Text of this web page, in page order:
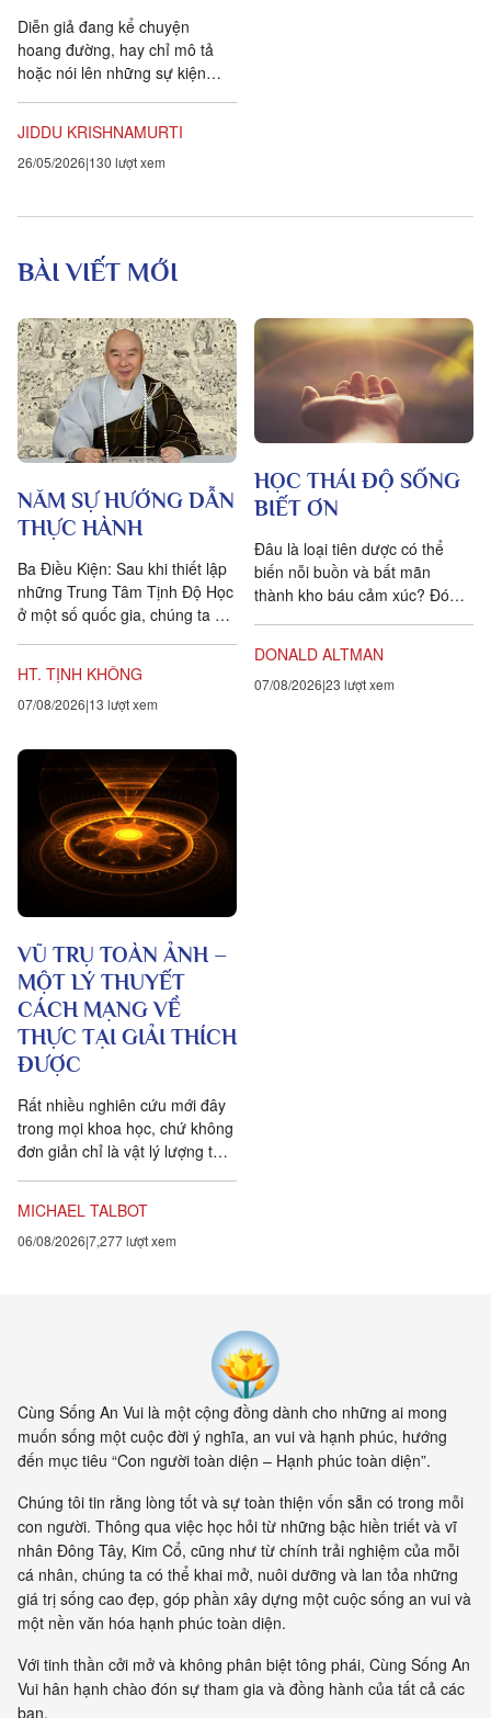
Diễn giả đang kể chuyện
hoang đường, hay chỉ mô tả
hoặc nói lên những sự kiện
JIDDU KRISHNAMURTI
26/05/2026 130 lượt xem
BÀI VIẾT MỚI
NĂM SỰ HƯỚNG DẪN
THỰC HÀNH
Ba Điều Kiện: Sau khi thiết lập
những Trung Tâm Tịnh Độ Học
ở một số quốc gia, chúng ta đặt
HT. TỊNH KHÔNG
07/08/2026 13 lượt xem
HỌC THÁI ĐỘ SỐNG
BIẾT ƠN
Đâu là loại tiên dược có thể
biến nỗi buồn và bất mãn
thành kho báu cảm xúc? Đó
DONALD ALTMAN
07/08/2026 23 lượt xem
VŨ TRỤ TOÀN ẢNH –
MỘT LÝ THUYẾT
CÁCH MẠNG VỀ
THỰC TẠI GIẢI THÍCH
ĐƯỢC
Rất nhiều nghiên cứu mới đây
trong mọi khoa học, chứ không
đơn giản chỉ là vật lý lượng tử,
chúng ta tưởng. Một câu
chuyện khoa học đang xuất
kết nối. Khía cạnh quan trọng
nhất của sự sống không còn là
vật nữa, mà là mối liên hệ giữa
các vật.
MICHAEL TALBOT
06/08/2026 7,277 lượt xem
Cùng Sống An Vui là một cộng đồng dành cho những ai mong
muốn sống một cuộc đời ý nghĩa, an vui và hạnh phúc, hướng
đến mục tiêu “Con người toàn diện – Hạnh phúc toàn diện”.
Chúng tôi tin rằng lòng tốt và sự toàn thiện vốn sẵn có trong mỗi
con người. Thông qua việc học hỏi từ những bậc hiền triết và vĩ
nhân Đông Tây, Kim Cổ, cũng như từ chính trải nghiệm của mỗi
cá nhân, chúng ta có thể khai mở, nuôi dưỡng và lan tỏa những
giá trị sống cao đẹp, góp phần xây dựng một cuộc sống an vui và
một nền văn hóa hạnh phúc toàn diện.
Với tinh thần cởi mở và không phân biệt tông phái, Cùng Sống An
Vui hân hạnh chào đón sự tham gia và đồng hành của tất cả các
bạn.